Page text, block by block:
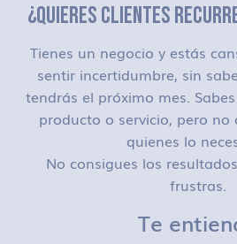
¿QUIERES CLIENTES
Tienes un negocio y estás
sentir incertidumbre, sin
tendrás el próximo mes.
producto o servicio, pero no
quienes lo
No consigues los
frustras.
Te